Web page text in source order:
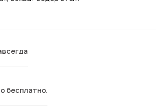
бесплатно